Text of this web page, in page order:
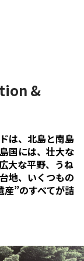
&
は、北島と南島
国には、壮大な
大な平野、うね
地、いくつもの
”のすべてが詰